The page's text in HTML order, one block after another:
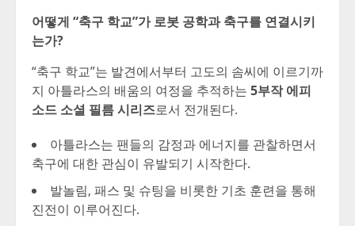
어떻게 “축구 학교”가 로봇 공학과 축구를 연결시키
는가?
“축구 학교”는 발견에서부터 고도의 솜씨에 이르기까
지 아틀라스의 배움의 여정을 추적하는 5부작 에피
소드 소셜 필름 시리즈로서 전개된다.
아틀라스는 팬들의 감정과 에너지를 관찰하면서
축구에 대한 관심이 유발되기 시작한다.
발놀림, 패스 및 슈팅을 비롯한 기초 훈련을 통해
진전이 이루어진다.